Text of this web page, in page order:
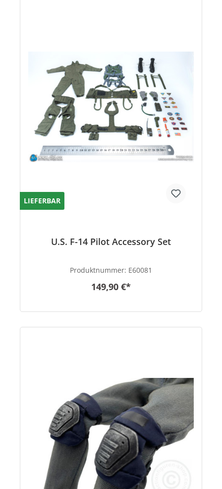
LIEFERBAR
U.S. F-14 Pilot Accessory Set
Produktnummer: E60081
149,90 €*